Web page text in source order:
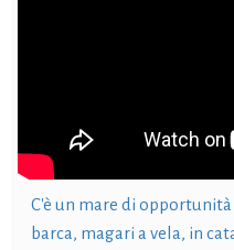
C'è un mare di
barca, magari a vela, in